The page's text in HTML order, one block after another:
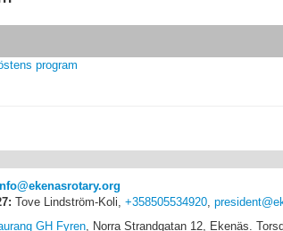
program
Tove Lindström-Koli, +358505534920
GH Fyren , Norra Strandgatan 12, Ekenäs.